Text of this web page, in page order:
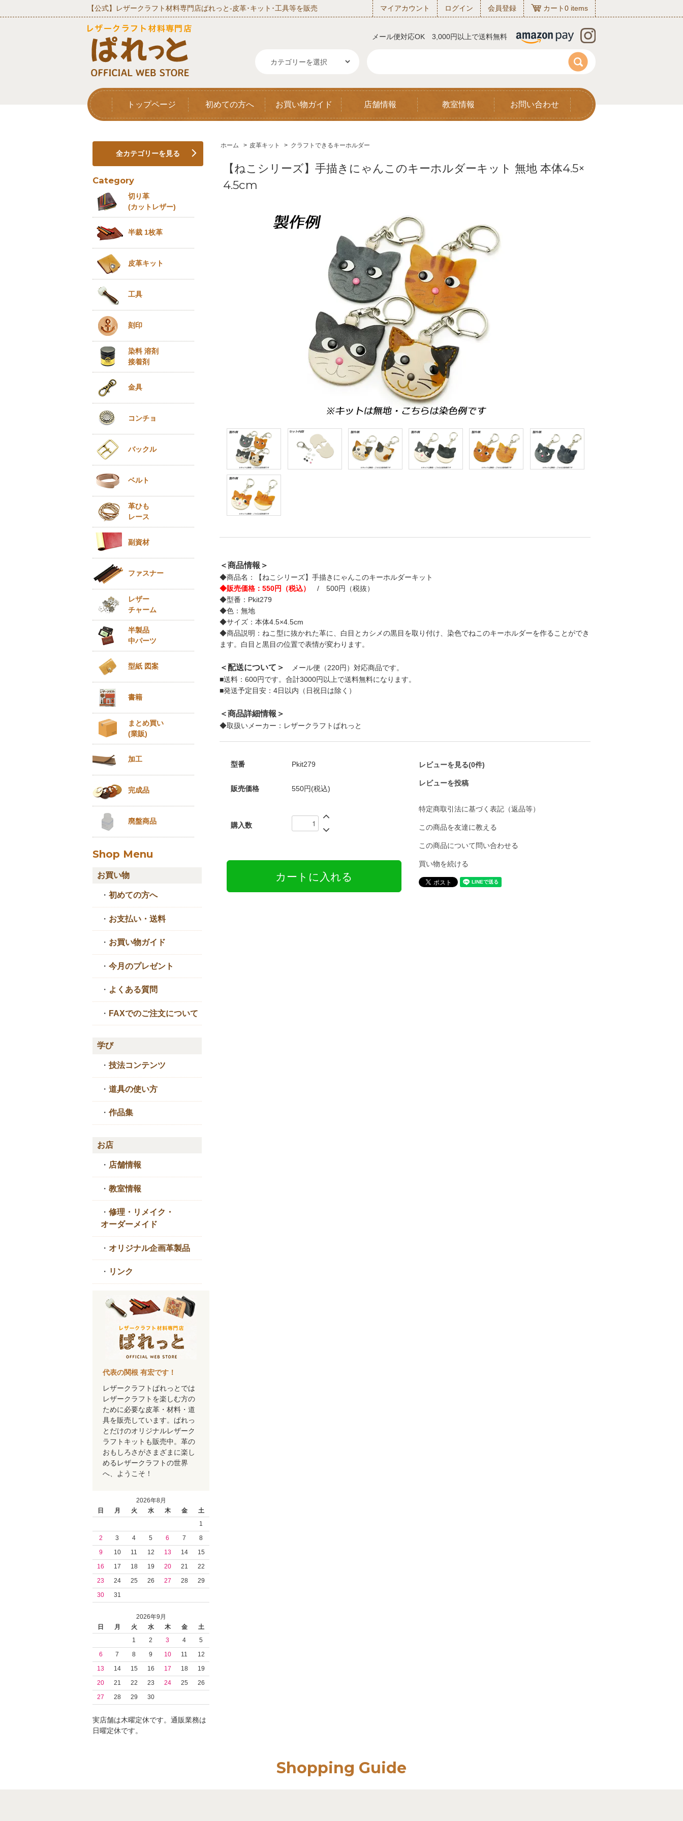
【公式】レザークラフト材料専門店ぱれっと‐皮革･キット･工具等を販売 マイアカウント ログイン 会員登録 カート0 items
メール便対応OK 3,000円以上で送料無料
トップページ 初めての方へ お買い物ガイド 店舗情報 教室情報 お問い合わせ
ホーム > 皮革キット > クラフトできるキーホルダー
【ねこシリーズ】手描きにゃんこのキーホルダーキット 無地 本体4.5×
4.5cm
＜商品情報＞
◆商品名：【ねこシリーズ】手描きにゃんこのキーホルダーキット
◆販売価格：550円（税込）
/ 500円（税抜）
◆型番：Pkit279
◆色：無地
◆サイズ：本体4.5×4.5cm
◆商品説明：ねこ型に抜かれた革に、白目とカシメの黒目を取り付け、染色でねこのキーホルダーを作ることができ
ます。白目と黒目の位置で表情が変わります。
＜配送について＞
メール便（220円）対応商品です。
■送料：600円です。合計3000円以上で送料無料になります。
■発送予定目安：4日以内（日祝日は除く）
＜商品詳細情報＞
◆取扱いメーカー：レザークラフトぱれっと
型番 Pkit279
販売価格 550円(税込)
購入数
レビューを見る(0件)
レビューを投稿
特定商取引法に基づく表記（返品等）
この商品を友達に教える
この商品について問い合わせる
買い物を続ける
全カテゴリーを見る
Category
切り革
(カットレザー)
半裁 1枚革
皮革キット
工具
刻印
染料 溶剤
接着剤
金具
コンチョ
バックル
ベルト
革ひも
レース
副資材
ファスナー
レザー
チャーム
半製品
中パーツ
型紙 図案
書籍
まとめ買い
(業販)
加工
完成品
廃盤商品
Shop Menu
お買い物
・ 初めての方へ
・ お支払い・送料
・ お買い物ガイド
・ 今月のプレゼント
・ よくある質問
・ FAXでのご注文について
学び
・ 技法コンテンツ
・ 道具の使い方
・ 作品集
お店
・ 店舗情報
・ 教室情報
・ 修理・リメイク・
オーダーメイド
・ オリジナル企画革製品
・ リンク
代表の関根 有宏です！
レザークラフトぱれっとでは
レザークラフトを楽しむ方の
ために必要な皮革・材料・道
具を販売しています。ぱれっ
とだけのオリジナルレザーク
ラフトキットも販売中。革の
おもしろさがさまざまに楽し
めるレザークラフトの世界
へ、ようこそ！
2026年8月
日
月 火 水 木 金
土
1
2
3 4 5 6 7
8
9
10 11 12 13 14
15
16
17 18 19 20 21
22
23
24 25 26 27 28
29
30
31
2026年9月
日
月 火 水 木 金
土
1
2 3 4
5
6
7 8 9 10 11
12
13
14 15 16 17 18
19
20
21 22 23 24 25
26
27
28 29 30
実店舗は木曜定休です。通販業務は
日曜定休です。
Shopping Guide